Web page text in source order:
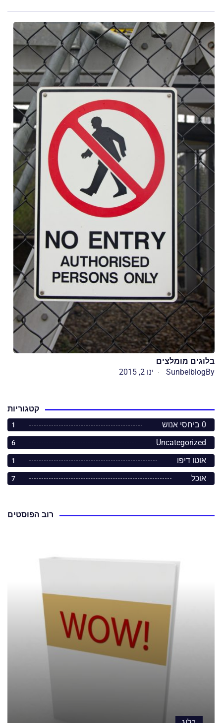
בלוגים מומלצים
By
Sunbelblog ינו 2, 2015
קטגוריות
0 ביחסי אנוש
1
Uncategorized
6
אוטו דיפו 1
אוכל 7
רוב הפוסטים